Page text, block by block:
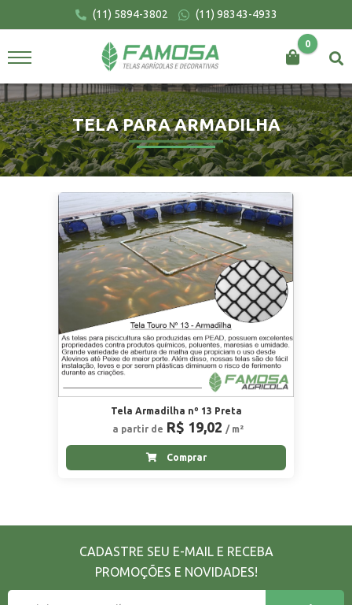
(11) 5894-3802 (11) 98343-4933
0
BUSCAR
TELA PARA ARMADILHA
Tela Armadilha nº 13 Preta
a partir de R$ 19,02 / m²
Comprar
CADASTRE SEU E-MAIL E RECEBA
PROMOÇÕES E NOVIDADES!